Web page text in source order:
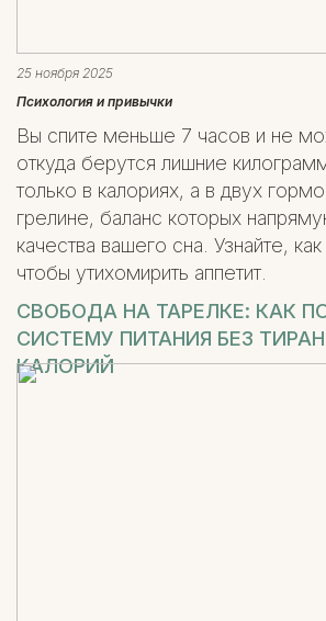
25 ноября 2025
Психология и привычки
Вы спите меньше 7 часов и не
откуда берутся лишние
только в калориях, а в двух
грелине, баланс которых
качества вашего сна. Узнайте,
чтобы утихомирить аппетит.
СВОБОДА НА ТАРЕЛКЕ: КАК
СИСТЕМУ ПИТАНИЯ БЕЗ
КАЛОРИЙ